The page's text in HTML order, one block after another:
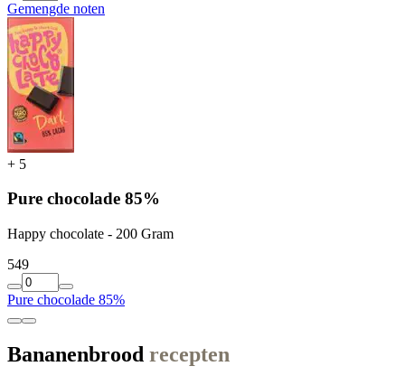
Gemengde noten
+ 5
Pure chocolade 85%
Happy chocolate - 200 Gram
549
Pure chocolade 85%
Bananenbrood recepten